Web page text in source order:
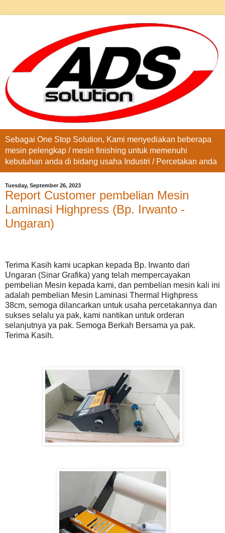
Sebagai One Stop Solution, Kami menyediakan beberapa
mesin pelengkap / mesin finishing untuk memenuhi
kebutuhan anda di bidang usaha Industri / Percetakan anda
Tuesday, September 26, 2023
Report Customer pembelian Mesin
Laminasi Highpress (Bp. Irwanto -
Ungaran)
Terima Kasih kami ucapkan kepada Bp. Irwanto dari
Ungaran (Sinar Grafika) yang telah mempercayakan
pembelian Mesin kepada kami, dan pembelian mesin kali ini
adalah pembelian Mesin Laminasi Thermal Highpress
38cm, semoga dilancarkan untuk usaha percetakannya dan
sukses selalu ya pak, kami nantikan untuk orderan
selanjutnya ya pak. Semoga Berkah Bersama ya pak.
Terima Kasih.